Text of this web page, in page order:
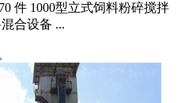
件 1000型立式饲料粉碎搅拌
合设备 ...